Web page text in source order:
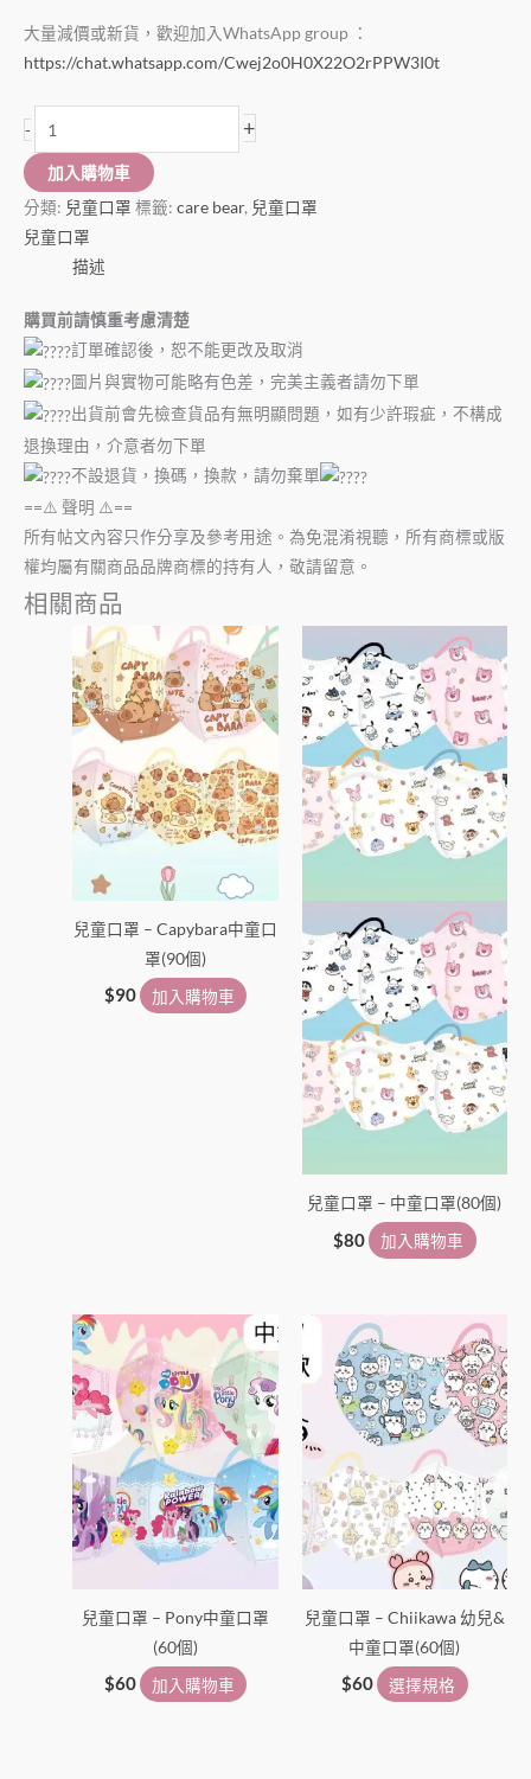
大量減價或新貨，歡迎加入WhatsApp group ：
https://chat.whatsapp.com/Cwej2o0H0X22O2rPPW3I0t
- +
加入購物車
分類: 兒童口罩 標籤: care bear, 兒童口罩
兒童口罩
描述
購買前請慎重考慮清楚
訂單確認後，恕不能更改及取消
圖片與實物可能略有色差，完美主義者請勿下單
出貨前會先檢查貨品有無明顯問題，如有少許瑕疵，不構成
退換理由，介意者勿下單
不設退貨，換碼，換款，請勿棄單
==⚠️ 聲明 ⚠️==
所有帖文內容只作分享及參考用途。為免混淆視聽，所有商標或版
權均屬有關商品品牌商標的持有人，敬請留意。
相關商品
兒童口罩 – Capybara中童口
罩(90個)
$90 加入購物車
兒童口罩 – 中童口罩(80個)
$80 加入購物車
兒童口罩 – Pony中童口罩
(60個)
$60 加入購物車
兒童口罩 – Chiikawa 幼兒&
中童口罩(60個)
$60 選擇規格
此
產
品
有
多
種
款
式。
可
在
產
頁